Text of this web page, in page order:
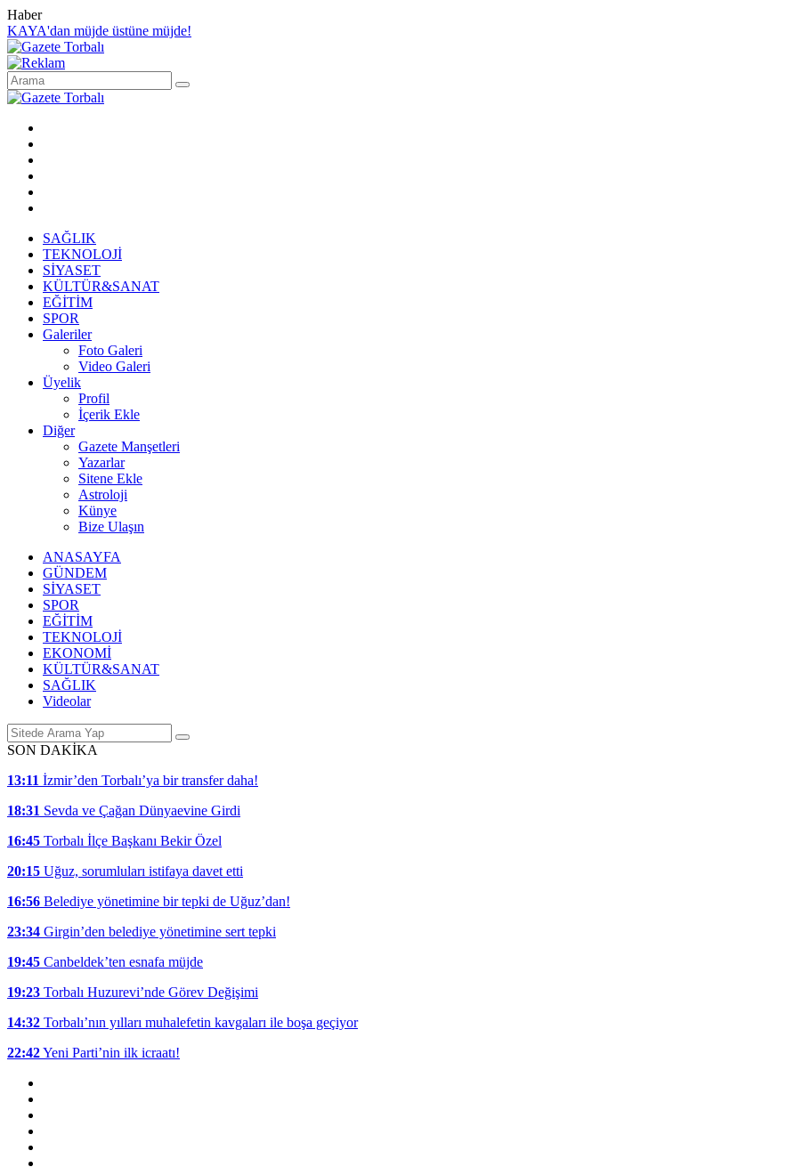
Haber
KAYA'dan müjde üstüne müjde!
SAĞLIK
TEKNOLOJİ
SİYASET
KÜLTÜR&SANAT
EĞİTİM
SPOR
Galeriler
Foto Galeri
Video Galeri
Üyelik
Profil
İçerik Ekle
Diğer
Gazete Manşetleri
Yazarlar
Sitene Ekle
Astroloji
Künye
Bize Ulaşın
ANASAYFA
GÜNDEM
SİYASET
SPOR
EĞİTİM
TEKNOLOJİ
EKONOMİ
KÜLTÜR&SANAT
SAĞLIK
Videolar
SON DAKİKA
13:11 İzmir’den Torbalı’ya bir transfer daha!
18:31 Sevda ve Çağan Dünyaevine Girdi
16:45 Torbalı İlçe Başkanı Bekir Özel
20:15 Uğuz, sorumluları istifaya davet etti
16:56 Belediye yönetimine bir tepki de Uğuz’dan!
23:34 Girgin’den belediye yönetimine sert tepki
19:45 Canbeldek’ten esnafa müjde
19:23 Torbalı Huzurevi’nde Görev Değişimi
14:32 Torbalı’nın yılları muhalefetin kavgaları ile boşa geçiyor
22:42Yeni Parti’nin ilk icraatı!